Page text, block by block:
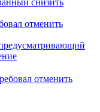
отменить